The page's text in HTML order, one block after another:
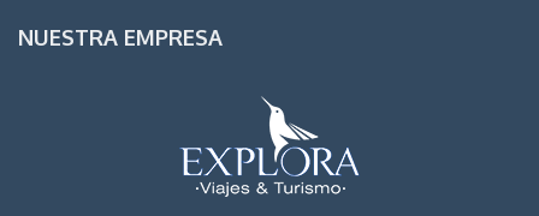
NUESTRA EMPRESA